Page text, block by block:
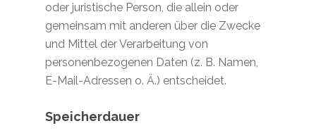
oder juristische Person, die allein oder
gemeinsam mit anderen über die Zwecke
und Mittel der Verarbeitung von
personenbezogenen Daten (z. B. Namen,
E-Mail-Adressen o. Ä.) entscheidet.
Speicherdauer